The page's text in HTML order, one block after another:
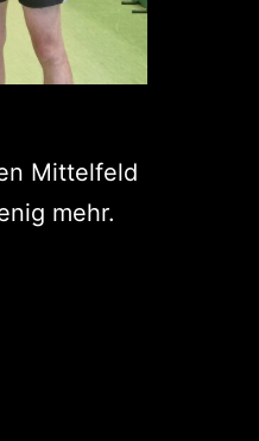
Mittelfeld
mehr.